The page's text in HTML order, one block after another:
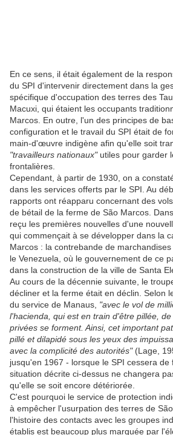
En ce sens, il était également de la
du SPI d'intervenir directement dans la
spécifique d'occupation des terres des
Macuxi, qui étaient les occupants
Marcos. En outre, l'un des principes de
configuration et le travail du SPI était de
main-d'œuvre indigène afin qu'elle soit
"travailleurs nationaux"utiles pour garder
frontalières.
Cependant, à partir de 1930, on a
dans les services offerts par le SPI. Au
rapports ont réapparu concernant des
de bétail de la ferme de São Marcos.
reçu les premières nouvelles d'une
qui commençait à se développer dans la
Marcos : la contrebande de
le Venezuela, où le gouvernement de ce
dans la construction de la ville de Santa
Au cours de la décennie suivante, le
décliner et la ferme était en déclin. Selon
du service de Manaus, "avec le vol de
l'hacienda, qui est en train d'être pillée,
privées se forment. Ainsi, cet important
pillé et dilapidé sous les yeux des
avec la complicité des autorités"(Lage,
jusqu'en 1967 - lorsque le SPI cessera de
situation décrite ci-dessus ne changera
qu'elle se soit encore détériorée.
C'est pourquoi le service de protection
à empêcher l'usurpation des terres de São
l'histoire des contacts avec les groupes
établis est beaucoup plus marquée par